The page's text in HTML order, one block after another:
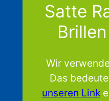
Satte
Wir
Das
unseren Link